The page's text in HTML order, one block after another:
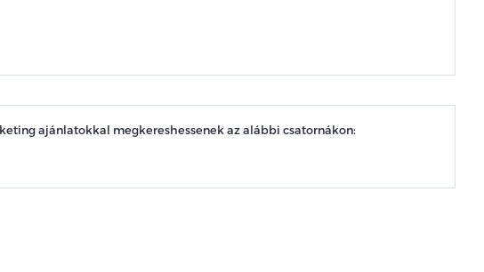
ajánlatokkal megkereshessenek az alábbi csatornákon: